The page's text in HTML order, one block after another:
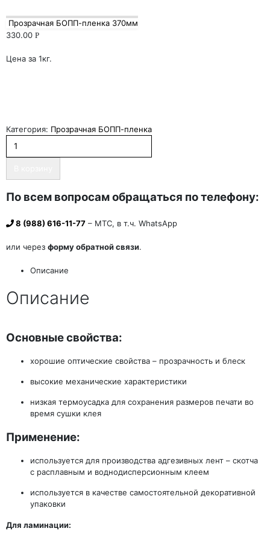
Прозрачная БОПП-пленка 370мм
330.00 Р
Цена за 1кг.
Категория: Прозрачная БОПП-пленка
По всем вопросам обращаться по телефону:
8 (988) 616-11-77 – МТС, в т.ч. WhatsApp
или через форму обратной связи.
Описание
Описание
Основные свойства:
хорошие оптические свойства – прозрачность и блеск
высокие механические характеристики
низкая термоусадка для сохранения размеров печати во
время сушки клея
Применение:
используется для производства адгезивных лент – скотча
с расплавным и воднодисперсионным клеем
используется в качестве самостоятельной декоративной
упаковки
Для ламинации: